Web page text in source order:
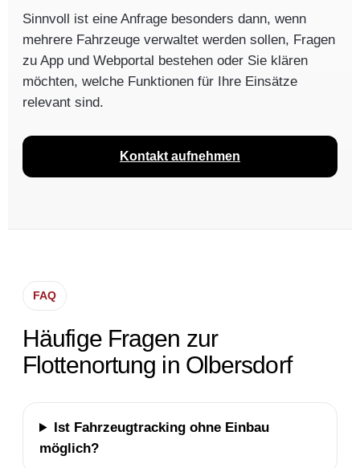
Sinnvoll ist eine Anfrage besonders dann, wenn
mehrere Fahrzeuge verwaltet werden sollen, Fragen
zu App und Webportal bestehen oder Sie klären
möchten, welche Funktionen für Ihre Einsätze
relevant sind.
Kontakt aufnehmen
FAQ
Häufige Fragen zur
Flottenortung in Olbersdorf
Ist Fahrzeugtracking ohne Einbau
möglich?